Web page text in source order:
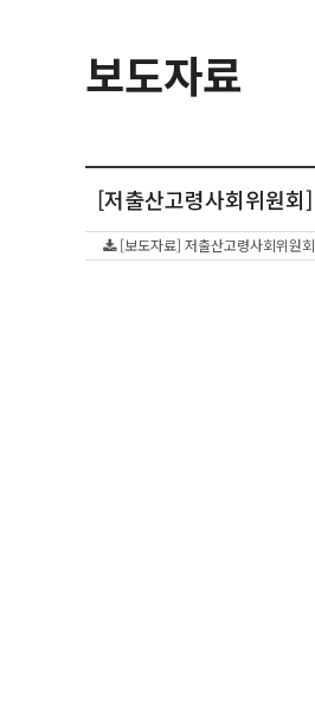
보도자료
[저출산고령사회위원
[보도자료] 저출산고령사회위원